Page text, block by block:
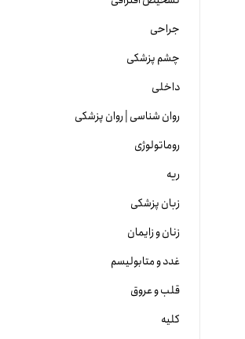
جراحی
چشم پزشکی
داخلی
روان شناسی | روان پزشکی
روماتولوژی
ریه
زبان پزشکی
زنان و زایمان
غدد و متابولیسم
قلب و عروق
کلیه